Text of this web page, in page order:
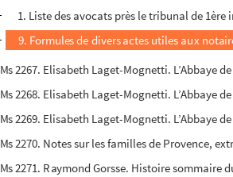
1. Liste des avocats près le tribunal de 1ère
9. Formules de divers actes utiles aux
Ms 2267. Elisabeth Laget-Mognetti. L’Abbaye
Ms 2268. Elisabeth Laget-Mognetti. L’Abbaye
Ms 2269. Elisabeth Laget-Mognetti. L’Abbaye
Ms 2270. Notes sur les familles de Provence,
Ms 2271. Raymond Gorsse. Histoire sommaire